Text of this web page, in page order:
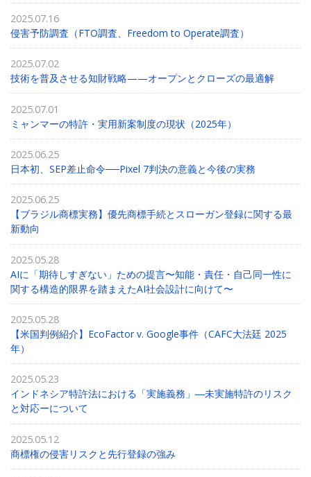
2025.07.16
侵害予防調査（FTO調査、Freedom to Operate調査）
2025.07.02
技術を普及させる知財戦略——オープンとクローズの最適解
2025.07.01
ミャンマーの特許・実用新案制度の現状（2025年）
2025.06.25
日本初、SEP差止命令──Pixel 7判決の意義と今後の実務
2025.06.25
【ブラジル商標実務】優先商標手続とスローガン登録に関する最
新動向
2025.05.28
AIに「期待しすぎない」ための提言〜知能・責任・自己同一性に
関する構造的限界を踏まえたAI社会設計に向けて〜
2025.05.28
【米国判例紹介】EcoFactor v. Google事件（CAFC大法廷 2025
年）
2025.05.23
インドネシア特許法における「実施義務」―未実施特許のリスク
と対応ーについて
2025.05.12
商標権の侵害リスクと先行登録の強み